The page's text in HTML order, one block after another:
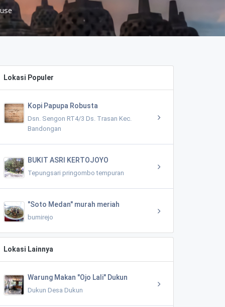
Lokasi Populer
Kopi Papupa Robusta
Dsn. Sengon RT4/3 Ds. Trasan Kec.
Bandongan
BUKIT ASRI KERTOJOYO
Tepungsari pringombo tempuran
"Soto Medan" murah meriah
bumirejo
Lokasi Lainnya
Warung Makan "Ojo Lali" Dukun
Dukun Desa Dukun